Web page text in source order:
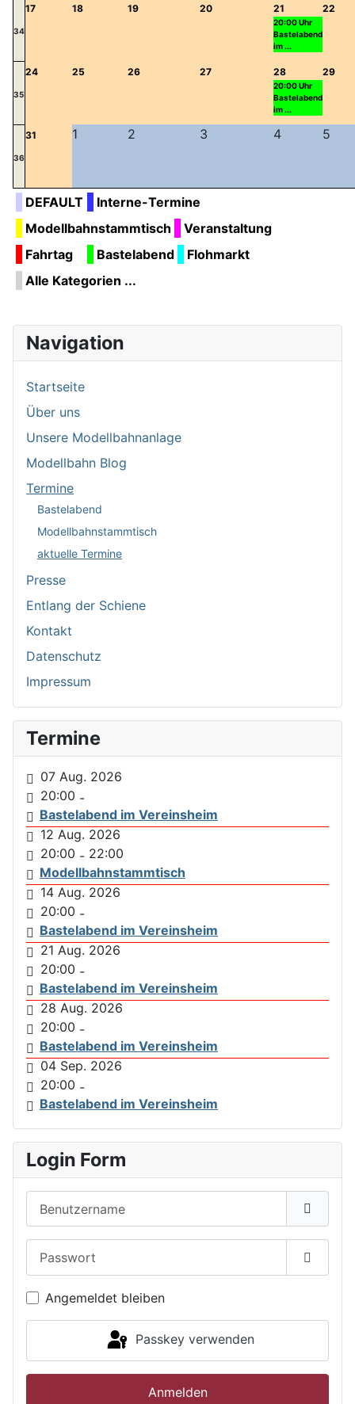
34
17 18 19 20 21
20:00 Uhr
Bastelabend
im ...
22
35
24 25 26 27 28
20:00 Uhr
Bastelabend
im ...
29
36
31 1 2 3 4 5
DEFAULT
Interne-Termine
Modellbahnstammtisch
Veranstaltung
Fahrtag
Bastelabend
Flohmarkt
Alle Kategorien ...
Navigation
Startseite
Über uns
Unsere Modellbahnanlage
Modellbahn Blog
Termine
Bastelabend
Modellbahnstammtisch
aktuelle Termine
Presse
Entlang der Schiene
Kontakt
Datenschutz
Impressum
Termine
07 Aug. 2026
20:00 -
Bastelabend im Vereinsheim
12 Aug. 2026
20:00 - 22:00
Modellbahnstammtisch
14 Aug. 2026
20:00 -
Bastelabend im Vereinsheim
21 Aug. 2026
20:00 -
Bastelabend im Vereinsheim
28 Aug. 2026
20:00 -
Bastelabend im Vereinsheim
04 Sep. 2026
20:00 -
Bastelabend im Vereinsheim
Login Form
Angemeldet bleiben
Passkey verwenden
Anmelden